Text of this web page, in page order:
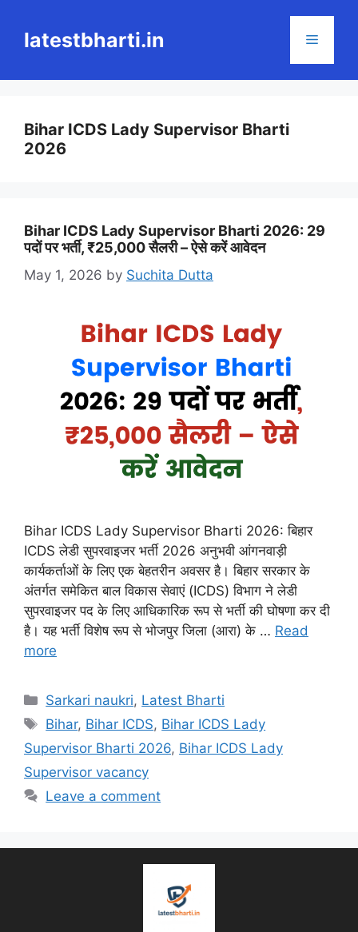
contentlatestbharti.in Menu
Bihar ICDS Lady Supervisor Bharti
2026
Bihar ICDS Lady Supervisor Bharti 2026: 29
पदों पर भर्ती, ₹25,000 सैलरी – ऐसे करें आवेदन
May 1, 2026 by Suchita Dutta
Bihar ICDS Lady Supervisor Bharti 2026: बिहार
ICDS लेडी सुपरवाइजर भर्ती 2026 अनुभवी आंगनवाड़ी
कार्यकर्ताओं के लिए एक बेहतरीन अवसर है। बिहार सरकार के
अंतर्गत समेकित बाल विकास सेवाएं (ICDS) विभाग ने लेडी
सुपरवाइजर पद के लिए आधिकारिक रूप से भर्ती की घोषणा कर दी
है। यह भर्ती विशेष रूप से भोजपुर जिला (आरा) के … Read
more
Categories
Sarkari naukri, Latest Bharti
Tags
Bihar, Bihar ICDS, Bihar ICDS Lady
Supervisor Bharti 2026, Bihar ICDS Lady
Supervisor vacancy
Leave a comment